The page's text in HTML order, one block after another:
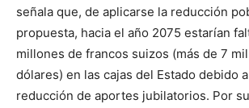
señala que, de aplicarse la reducción
propuesta, hacia el año 2075 estarían
millones de francos suizos (más de 7
dólares) en las cajas del Estado debido
reducción de aportes jubilatorios. Por